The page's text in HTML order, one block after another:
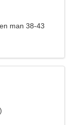
man 38-43